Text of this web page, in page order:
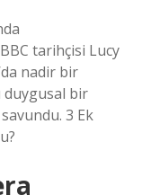
BBC tarihçisi Lucy
nadir bir
bir
3 Ek